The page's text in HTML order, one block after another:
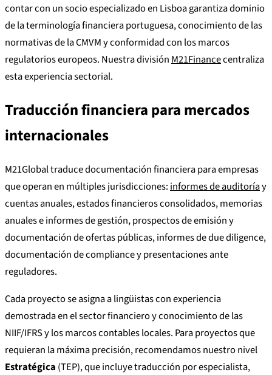
contar con un socio especializado en Lisboa garantiza dominio
de la terminología financiera portuguesa, conocimiento de las
normativas de la CMVM y conformidad con los marcos
regulatorios europeos. Nuestra divisiónM21Financecentraliza
esta experiencia sectorial.
Traducción financiera para mercados
internacionales
M21Global traduce documentación financiera para empresas
que operan en múltiples jurisdicciones:informes de auditoríay
cuentas anuales, estados financieros consolidados, memorias
anuales e informes de gestión, prospectos de emisión y
documentación de ofertas públicas, informes de due diligence,
documentación de compliance y presentaciones ante
reguladores.
Cada proyecto se asigna a lingüistas con experiencia
demostrada en el sector financiero y conocimiento de las
NIIF/IFRS y los marcos contables locales. Para proyectos que
requieran la máxima precisión, recomendamos nuestro nivel
Estratégica (TEP), que incluye traducción por especialista,